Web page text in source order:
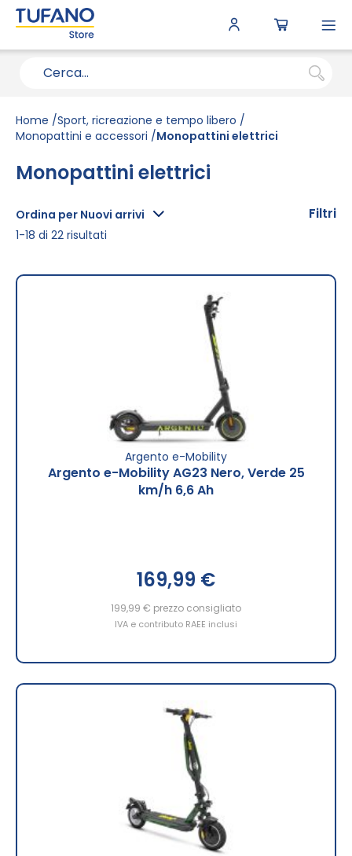
Home Sport, ricreazione e tempo libero
Monopattini e accessori
Monopattini elettrici
Monopattini elettrici
Ordina per Nuovi arrivi
1-18 di 22 risultati
Argento e-Mobility
Argento e-Mobility AG23 Nero, Verde 25
km/h 6,6 Ah
Special
Price
169,99 €
199,99 € prezzo consigliato
IVA e contributo RAEE inclusi
Filtri